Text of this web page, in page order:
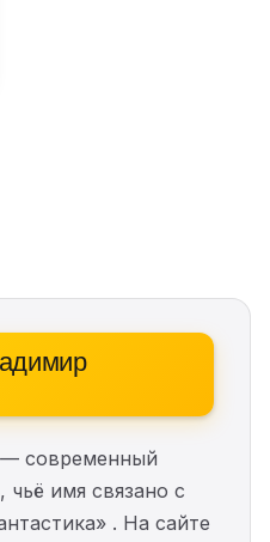
современный
чьё имя связано с
. На сайте